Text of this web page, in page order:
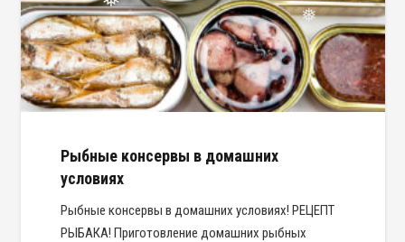
❅
❅
❅
Рыбные консервы в домашних
условиях
Рыбные консервы в домашних условиях! РЕЦЕПТ
РЫБАКА! Приготовление домашних рыбных